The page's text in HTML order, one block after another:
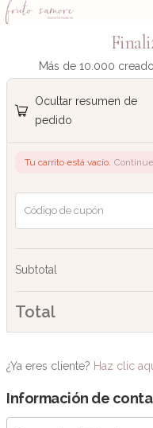
Más de 10.000
Ocultar resumen de
pedido
Tu carrito está vacío.
Código de cupón
Subtotal
Total
¿Ya eres cliente? Haz clic
Información de